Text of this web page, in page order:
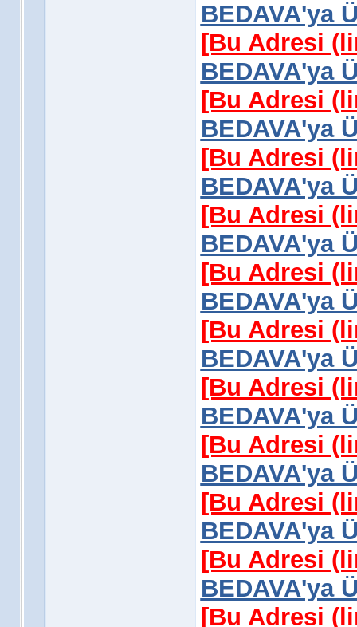
BEDAVA'ya
[Bu Adresi
BEDAVA'ya
[Bu Adresi
BEDAVA'ya
[Bu Adresi
BEDAVA'ya
[Bu Adresi
BEDAVA'ya
[Bu Adresi
BEDAVA'ya
[Bu Adresi
BEDAVA'ya
[Bu Adresi
BEDAVA'ya
[Bu Adresi
BEDAVA'ya
[Bu Adresi
BEDAVA'ya
[Bu Adresi
BEDAVA'ya
[Bu Adresi